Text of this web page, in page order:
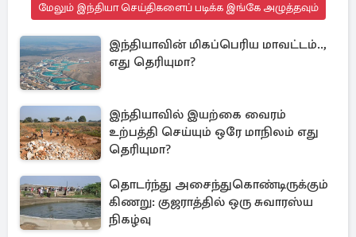
மேலும் இந்தியா செய்திகளைப் படிக்க இங்கே அழுத்தவும்
இந்தியாவின் மிகப்பெரிய மாவட்டம்..,
எது தெரியுமா?
இந்தியாவில் இயற்கை வைரம்
உற்பத்தி செய்யும் ஒரே மாநிலம் எது
தெரியுமா?
தொடர்ந்து அசைந்துகொண்டிருக்கும்
கிணறு: குஜராத்தில் ஒரு சுவாரஸ்ய
நிகழ்வு